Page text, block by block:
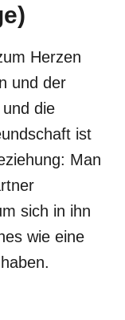
Herzen
und der
die
ist
Man
sich in ihn
wie eine